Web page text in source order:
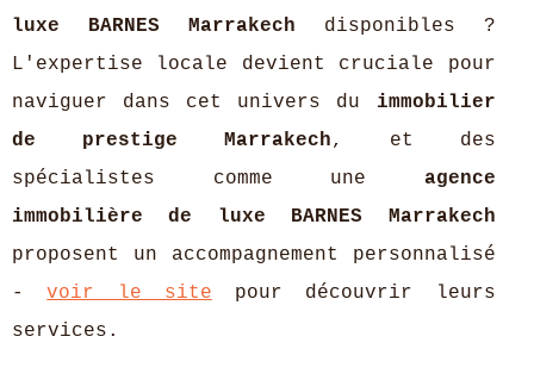
luxe BARNES Marrakech disponibles ?
L'expertise locale devient cruciale pour
naviguer dans cet univers du immobilier
de prestige Marrakech, et des
spécialistes comme une agence
immobilière de luxe BARNES Marrakech
proposent un accompagnement personnalisé
-voir le site pour découvrir leurs
services.